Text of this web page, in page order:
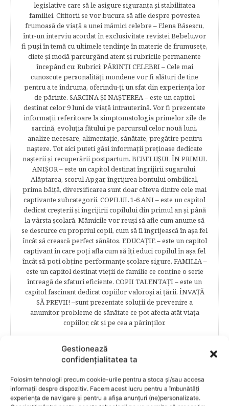
Gestionează
confidențialitatea ta
Folosim tehnologii precum cookie-urile pentru a stoca și/sau accesa
informații despre dispozitiv. Facem acest lucru pentru a îmbunătăți
experiența de navigare și pentru a afișa anunțuri (ne)personalizate.
legislative care să le asigure siguranţa şi stabilitatea
familiei. Cititorii se vor bucura să afle despre povestea
frumoasă de viață a unei mămici celebre – Elena Băsescu,
într-un interviu acordat în exclusivitate revistei Bebelu,vor
fi puşi în temă cu ultimele tendinţe în materie de frumuseţe,
diete şi modă parcurgând atent şi rubricile permanente
începând cu: Rubrici: PĂRINŢI CELEBRI – Cele mai
cunoscute personalităţi mondene vor fi alături de tine
pentru a te îndruma, oferindu-ţi un sfat din experienţa lor
de părinte. SARCINA ŞI NAŞTEREA – este un capitol
destinat celor 9 luni de viaţă intrauterină. Vor fi prezentate
informaţii referitoare la simptomatologia primelor zile de
sarcină, evoluţia fătului pe parcursul celor nouă luni,
analize necesare, alimentaţie, sănătate, pregătire pentru
naştere. Tot aici puteti găsi informaţii preţioase dedicate
naşterii şi recuperării postpartum. BEBELUŞUL ÎN PRIMUL
ANIŞOR – este un capitol destinat îngrijirii sugarului.
Alăptarea, scorul Apgar, îngrijirea bontului ombilical,
prima băiţă, diversificarea sunt doar câteva dintre cele mai
captivante subcategorii. COPILUL 1-6 ANI – este un capitol
dedicat creşterii şi îngrijirii copilului din primul an şi până
la vârsta şcolară. Mămicile vor reuşi să afle cum anume să
se descurce cu propriul copil, cum să îl îngrijească în aşa fel
încât să crească perfect sănătos. EDUCAŢIE – este un capitol
captivant în care poţi afla cum să îţi educi copilul în aşa fel
încât să poţi obţine performanţe şcolare sigure. FAMILIA –
este un capitol destinat vieţii de familie ce conţine o serie
întreagă de sfaturi eficiente. COPII TALENTAŢI – este un
capitol fascinant dedicat copiilor valoroși ai țării. ÎNVAŢĂ
SĂ PREVII! –sunt prezentate soluţii de prevenire a
anumitor probleme de sănătate ce pot afecta atât viaţa
copiilor, cât şi pe cea a părinţilor.